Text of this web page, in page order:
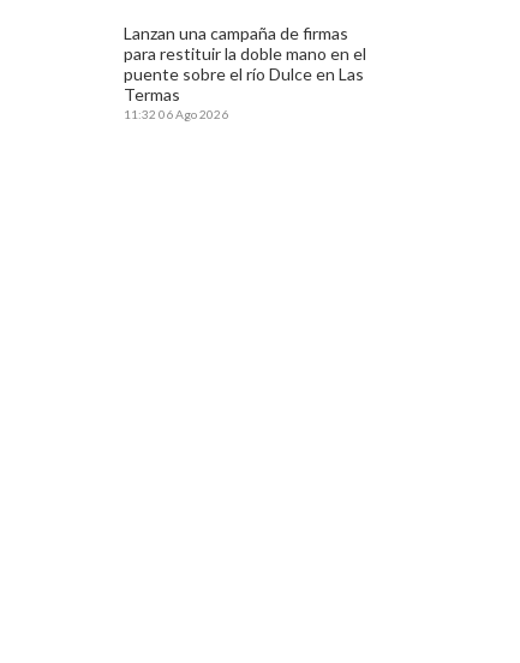
Lanzan una campaña de firmas
para restituir la doble mano en el
puente sobre el río Dulce en Las
Termas
11:32 06 Ago 2026